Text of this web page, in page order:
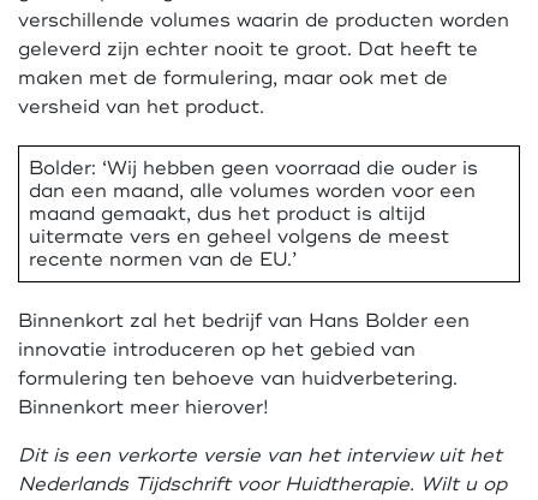
verschillende volumes waarin de producten worden
geleverd zijn echter nooit te groot. Dat heeft te
maken met de formulering, maar ook met de
versheid van het product.
Bolder: ‘Wij hebben geen voorraad die ouder is
dan een maand, alle volumes worden voor een
maand gemaakt, dus het product is altijd
uitermate vers en geheel volgens de meest
recente normen van de EU.’
Binnenkort zal het bedrijf van Hans Bolder een
innovatie introduceren op het gebied van
formulering ten behoeve van huidverbetering.
Binnenkort meer hierover!
Dit is een verkorte versie van het interview uit het
Nederlands Tijdschrift voor Huidtherapie. Wilt u op